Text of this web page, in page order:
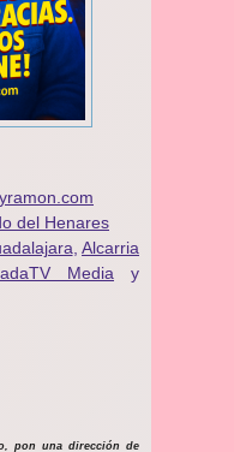
del Henares
Alcarria
Media y
pon una dirección de